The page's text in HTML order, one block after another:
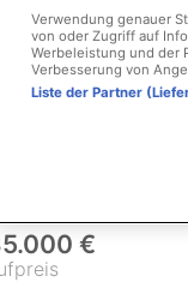
Engelhard-Weg
€
Verwendung genauer
von oder Zugriff auf
Werbeleistung und der
Verbesserung von
Liste der Partner